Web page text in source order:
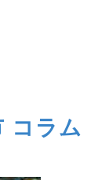
コラム